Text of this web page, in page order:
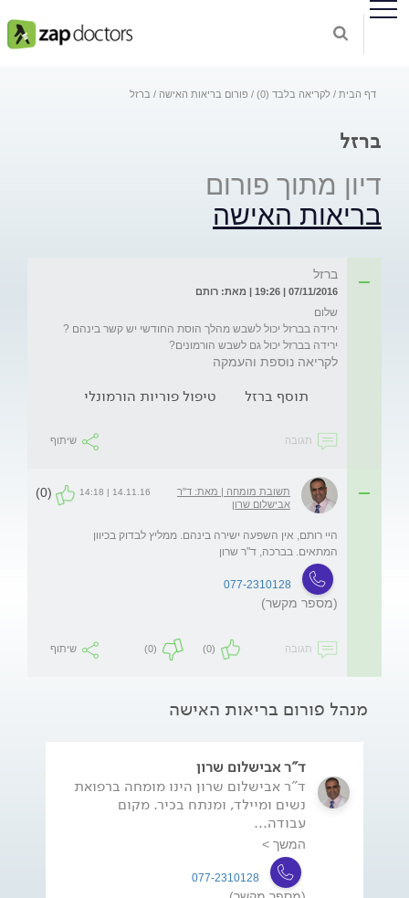
דף הבית לקריאה בלבד (0) פורום בריאות האישה ברזל
ברזל
דיון מתוך פורום
בריאות האישה
ברזל
07/11/2016 | 19:26 | מאת: רותם
ירידה בברזל יכול גם לשבש הורמונים?
לקריאה נוספת והעמקה
תוסף ברזל טיפול פוריות הורמונלי
תגובה שיתוף
תשובת מומחה | מאת: ד"ר
אבישלום שרון
14.11.16 | 14:18
(0)
היי רותם, אין השפעה ישירה בינהם. ממליץ לבדוק בכיוון
המתאים. בברכה, ד"ר שרון
077-2310128
(מספר מקשר)
תגובה (0)
(0) שיתוף
מנהל פורום בריאות האישה
ד"ר אבישלום שרון
ד"ר אבישלום שרון הינו מומחה ברפואת
נשים ומיילד, ומנתח בכיר. מקום
עבודה...
המשך >
077-2310128